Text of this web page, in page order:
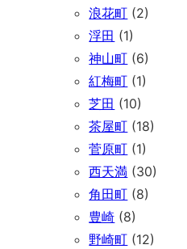
浪花町 (2)
浮田 (1)
神山町 (6)
紅梅町 (1)
芝田 (10)
茶屋町 (18)
菅原町 (1)
西天満 (30)
角田町 (8)
豊崎 (8)
野崎町 (12)